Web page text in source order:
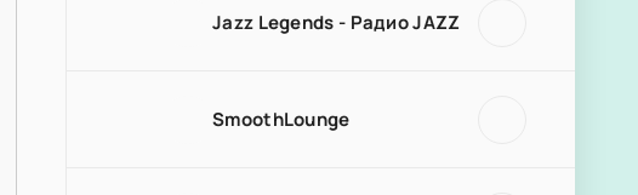
Jazz Legends - Радио JAZZ
SmoothLounge